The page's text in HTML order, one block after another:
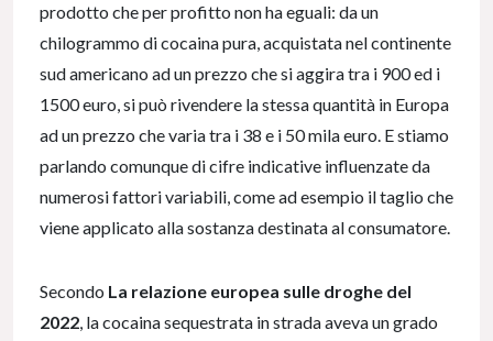
prodotto che per profitto non ha eguali: da un
chilogrammo di cocaina pura, acquistata nel continente
sud americano ad un prezzo che si aggira tra i 900 ed i
1500 euro, si può rivendere la stessa quantità in Europa
ad un prezzo che varia tra i 38 e i 50 mila euro. E stiamo
parlando comunque di cifre indicative influenzate da
numerosi fattori variabili, come ad esempio il taglio che
viene applicato alla sostanza destinata al consumatore.
Secondo La relazione europea sulle droghe del
2022, la cocaina sequestrata in strada aveva un grado